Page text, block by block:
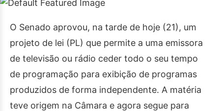
O Senado aprovou, na tarde de hoje (21), um
projeto de lei (PL) que permite a uma emissora
de televisão ou rádio ceder todo o seu tempo
de programação para exibição de programas
produzidos de forma independente. A matéria
teve origem na Câmara e agora segue para